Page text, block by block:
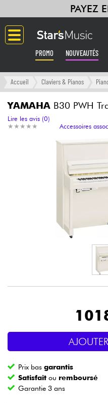
PAYEZ
PROMO NOUVEAUTÉS
Langue
Guitares & Basses
Amplis & Effets
Synthés & Sampleurs
Batteries & Percu
Accueil Claviers & Pianos
YAMAHA B30 PWH
★ ★ ★ ★ ★
★ ★ ★ ★ ★
Lire les avis (0)
Accessoires
Prix basgarantis
Satisfait ou remboursé
Garantie 3 ans